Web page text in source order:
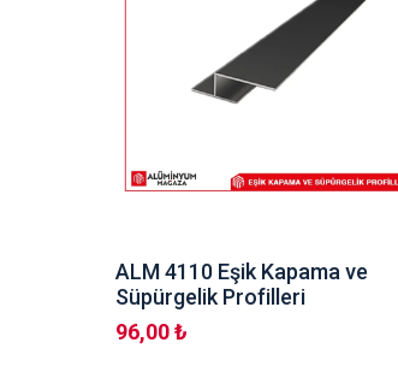
ALM 4110 Eşik Kapama ve
Süpürgelik Profilleri
96,00 ₺